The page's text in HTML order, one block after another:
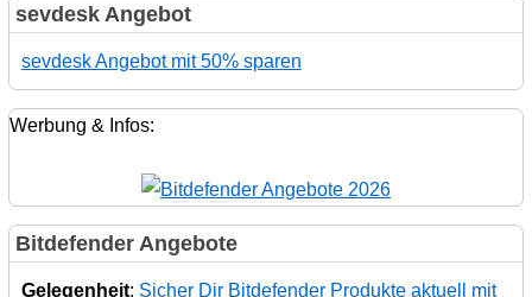
sevdesk Angebot
sevdesk Angebot mit 50% sparen
Werbung & Infos:
Bitdefender Angebote
Gelegenheit: Sicher Dir Bitdefender Produkte aktuell mit